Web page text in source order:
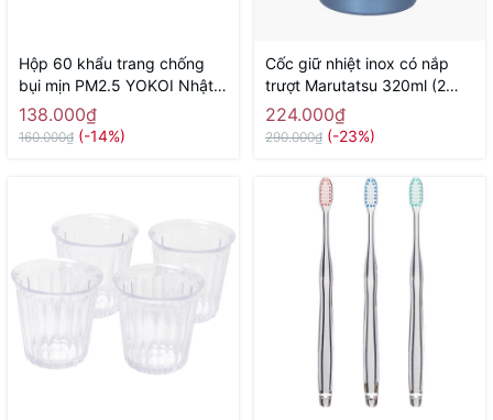
Hộp 60 khẩu trang chống
bụi mịn PM2.5 YOKOI Nhật
Bản - Hàng Nhật nội địa
138.000₫
160.000₫ (-14%)
Cốc giữ nhiệt inox có nắp
trượt Marutatsu 320ml (2
màu blue, pink)
224.000₫
290.000₫ (-23%)